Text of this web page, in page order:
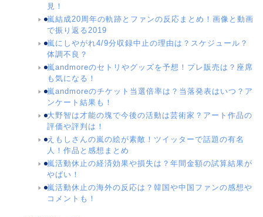
見！
嵐結成20周年の軌跡とファンの反応まとめ！画像と動画
で振り返る2019
嵐にしやがれ4/9分収録中止の理由は？スケジュール？
体調不良？
嵐andmoreのセトリやグッズを予想！プレ販売は？座席
も気になる！
嵐andmoreのチケット当選倍率は？当落発表はいつ？ア
ンケート結果も！
大野智は才能の塊で今後の活動は芸術家？アート作品の
評価や評判は！
えもしさんの嵐の絵が素敵！ツイッターで話題の有名
人！作品と感想まとめ
嵐活動休止の経済効果や損失は？年間金額の試算結果が
やばい！
嵐活動休止の海外の反応は？韓国や中国ファンの感想や
コメントも！